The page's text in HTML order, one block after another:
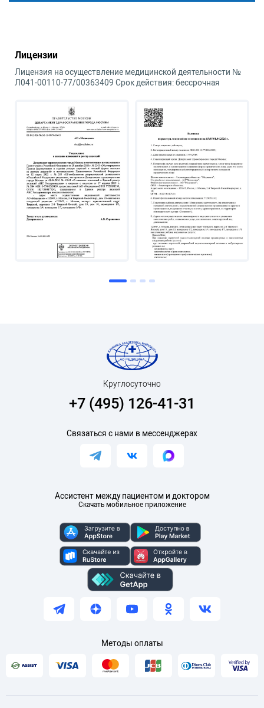
Лицензии
Лицензия на осуществление медицинской деятельности №
Л041-00110-77/00363409 Срок действия: бессрочная
Ассистент между пациентом и доктором
Скачать мобильное приложение
Круглосуточно
+7 (495) 126-41-31
Связаться с нами в мессенджерах
Методы оплаты